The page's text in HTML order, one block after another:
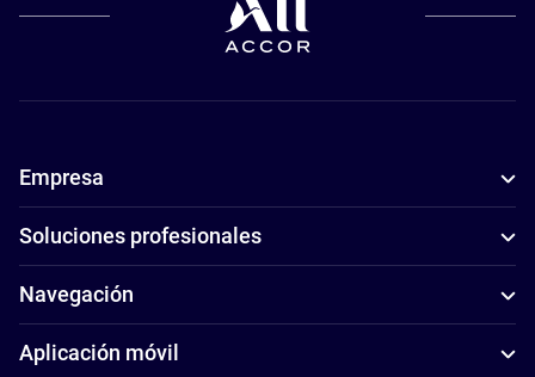
Empresa
Soluciones profesionales
Navegación
Aplicación móvil